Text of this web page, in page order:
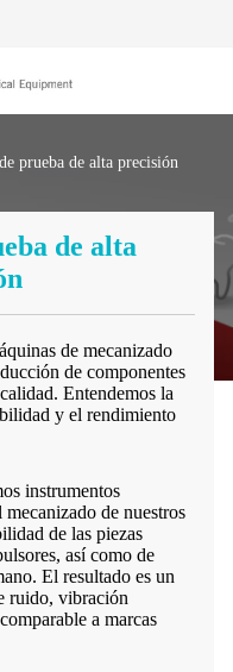
prueba de alta precisión
de alta
de mecanizado
de componentes
Entendemos la
y el rendimiento
instrumentos
de nuestros
de las piezas
así como de
El resultado es un
ruido, vibración
a marcas